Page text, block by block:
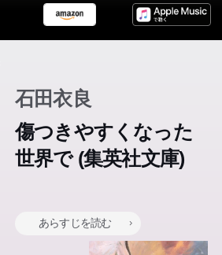
石田衣良
傷つきやすくなった
世界で (集英社文庫)
あらすじを読む